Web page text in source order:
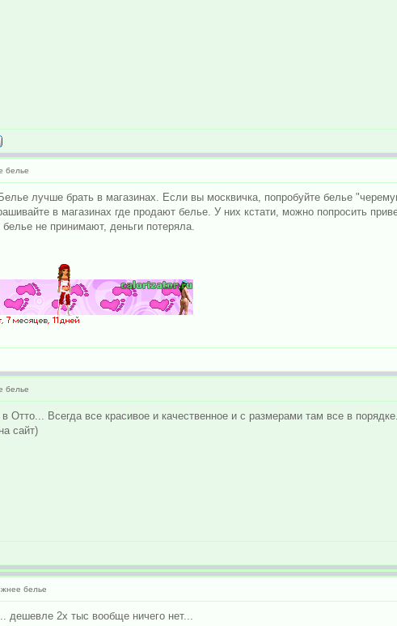
белье
лучше брать в магазинах. Если вы москвичка, попробуйте белье
в магазинах где продают белье. У них кстати, можно попросить
не принимают, деньги потеряла.
белье
Отто... Всегда все красивое и качественное и с размерами там все в
сайт)
белье
дешевле 2х тыс вообще ничего нет...